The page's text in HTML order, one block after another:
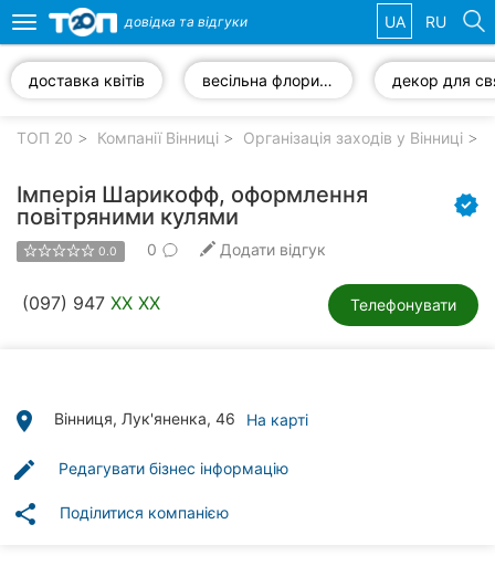
компанії
Популярні
рубрики:
Стоматології
Приватні
Автошколи
Toggle
navigation
довідка та відгуки UA RU
доставка квітів весільна флористика декор для
ТОП 20 Компанії Вінниці Організація заходів у Вінниці
Імперія Шарикофф, оформлення
повітряними кулями
0.0 0 Додати відгук
(097) 947 XX XX Телефонувати
place Вінниця, Лук'яненка, 46 На карті
edit Редагувати бізнес інформацію
share Поділитися компанією